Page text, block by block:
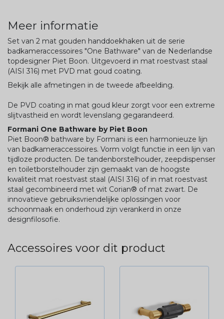
Meer informatie
Set van 2 mat gouden handdoekhaken uit de serie
badkameraccessoires "One Bathware" van de Nederlandse
topdesigner Piet Boon. Uitgevoerd in mat roestvast staal
(AISI 316) met PVD mat goud coating.
Bekijk alle afmetingen in de tweede afbeelding.
De PVD coating in mat goud kleur zorgt voor een extreme
slijtvastheid en wordt levenslang gegarandeerd.
Formani One Bathware by Piet Boon
Piet Boon® bathware by Formani is een harmonieuze lijn
van badkameraccessoires. Vorm volgt functie in een lijn van
tijdloze producten. De tandenborstelhouder, zeepdispenser
en toiletborstelhouder zijn gemaakt van de hoogste
kwaliteit mat roestvast staal (AISI 316) of in mat roestvast
staal gecombineerd met wit Corian® of mat zwart. De
innovatieve gebruiksvriendelijke oplossingen voor
schoonmaak en onderhoud zijn verankerd in onze
designfilosofie.
Accessoires voor dit product